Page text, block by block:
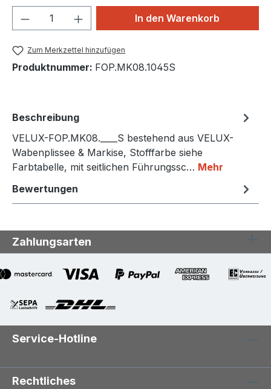
Produkt Anzahl: Gib denIn den Warenkorb
Zum Merkzettel hinzufügen
Produktnummer: FOP.MK08.1045S
Beschreibung
VELUX-FOP.MK08.____S bestehend aus VELUX-
Wabenplissee & Markise, Stofffarbe siehe
Farbtabelle, mit seitlichen Führungssc… Mehr
Bewertungen
Zahlungsarten
Service-Hotline
Rechtliches